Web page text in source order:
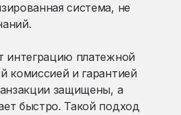
система, не
интеграцию платежной
комиссией и гарантией
защищены, а
быстро. Такой подход